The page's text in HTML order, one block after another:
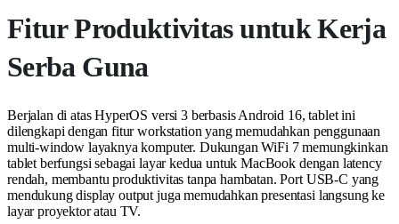
Fitur Produktivitas untuk Kerja
Serba Guna
Berjalan di atas HyperOS versi 3 berbasis Android 16, tablet ini
dilengkapi dengan fitur workstation yang memudahkan penggunaan
multi-window layaknya komputer. Dukungan WiFi 7 memungkinkan
tablet berfungsi sebagai layar kedua untuk MacBook dengan latency
rendah, membantu produktivitas tanpa hambatan. Port USB-C yang
mendukung display output juga memudahkan presentasi langsung ke
layar proyektor atau TV.